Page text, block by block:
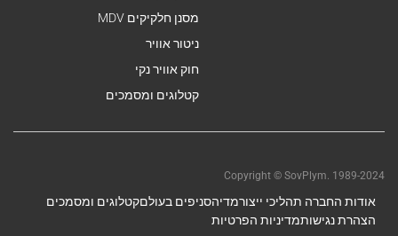
מסנן חלקיקים MDV
ניטור אוויר
חוק אוויר נקי
קטלוגים ומסמכים
Copyright © SovPlym. 1989-2024
אודות החברה תהליכי ייצורמדיהסניפים בעולםקטלוגים ומסמכים
הצהרת נגישותמדיניות הפרטיות